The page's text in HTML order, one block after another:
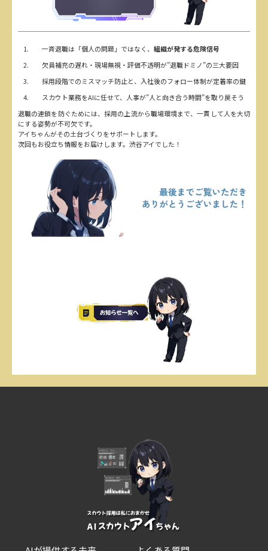
一斉退職は「個人の問題」ではなく、 組織が発する危険信号
欠員補充の遅れ・現場無視・評価不透明が”退職ドミノ”の三大要因
採用段階でのミスマッチ防止と、入社後のフォロー体制が定着率の鍵
スカウト業務をAIに任せて、人事が”人と向き合う時間”を取り戻そう
退職の連鎖を防ぐためには、採用の上流から職場環境まで、一貫して人を大切
にする姿勢が不可欠です。
アイちゃんがその土台づくりをサポートします。
次回もお役立ち情報をお届けします。渋谷アイでした！